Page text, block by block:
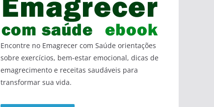
Encontre no Emagrecer com Saúde orientações
sobre exercícios, bem-estar emocional, dicas de
emagrecimento e receitas saudáveis para
transformar sua vida.